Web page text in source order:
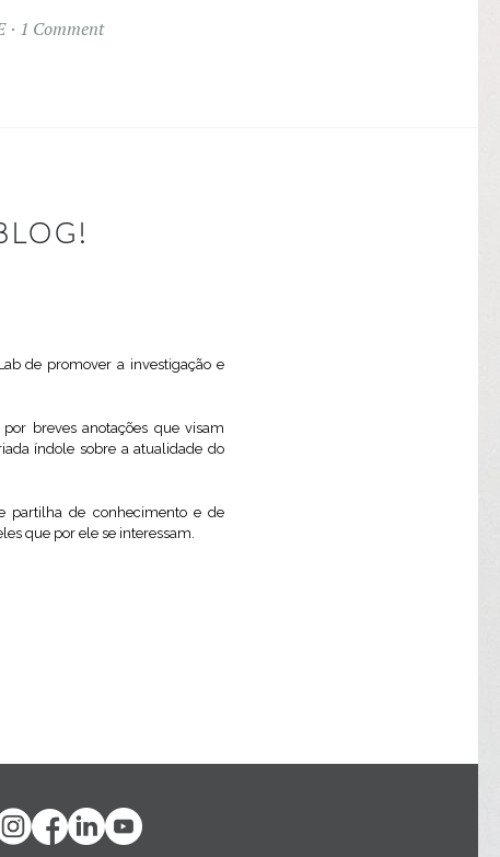
1 Comment
de promover a investigação e
breves anotações que visam
índole sobre a atualidade do
partilha de conhecimento e de
que por ele se interessam.